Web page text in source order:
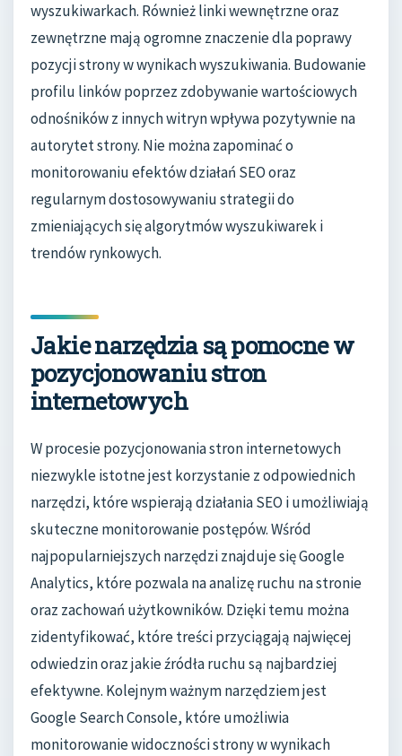
wyszukiwarkach. Również linki wewnętrzne oraz
zewnętrzne mają ogromne znaczenie dla poprawy
pozycji strony w wynikach wyszukiwania. Budowanie
profilu linków poprzez zdobywanie wartościowych
odnośników z innych witryn wpływa pozytywnie na
autorytet strony. Nie można zapominać o
monitorowaniu efektów działań SEO oraz
regularnym dostosowywaniu strategii do
zmieniających się algorytmów wyszukiwarek i
trendów rynkowych.
Jakie narzędzia są pomocne w
pozycjonowaniu stron
internetowych
W procesie pozycjonowania stron internetowych
niezwykle istotne jest korzystanie z odpowiednich
narzędzi, które wspierają działania SEO i umożliwiają
skuteczne monitorowanie postępów. Wśród
najpopularniejszych narzędzi znajduje się Google
Analytics, które pozwala na analizę ruchu na stronie
oraz zachowań użytkowników. Dzięki temu można
zidentyfikować, które treści przyciągają najwięcej
odwiedzin oraz jakie źródła ruchu są najbardziej
efektywne. Kolejnym ważnym narzędziem jest
Google Search Console, które umożliwia
monitorowanie widoczności strony w wynikach